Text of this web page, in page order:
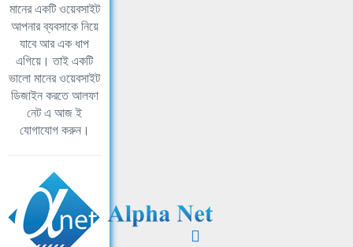
মানের একটি ওয়েবসাইট
আপনার ব্যবসাকে নিয়ে
যাবে আর এক ধাপ
এগিয়ে। তাই একটি
ভালো মানের ওয়েবসাইট
ডিজাইন করতে আলফা
নেট এ আজ ই
যোগাযোগ করুন।